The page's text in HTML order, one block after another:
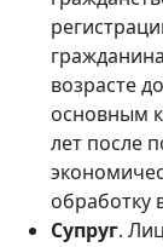
возрасте
основным
лет после
обработку
Супруг.